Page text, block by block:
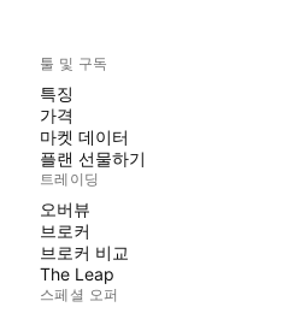
툴 및 구독
특징
가격
마켓 데이터
플랜 선물하기
트레이딩
오버뷰
브로커
브로커 비교
The Leap
스페셜 오퍼